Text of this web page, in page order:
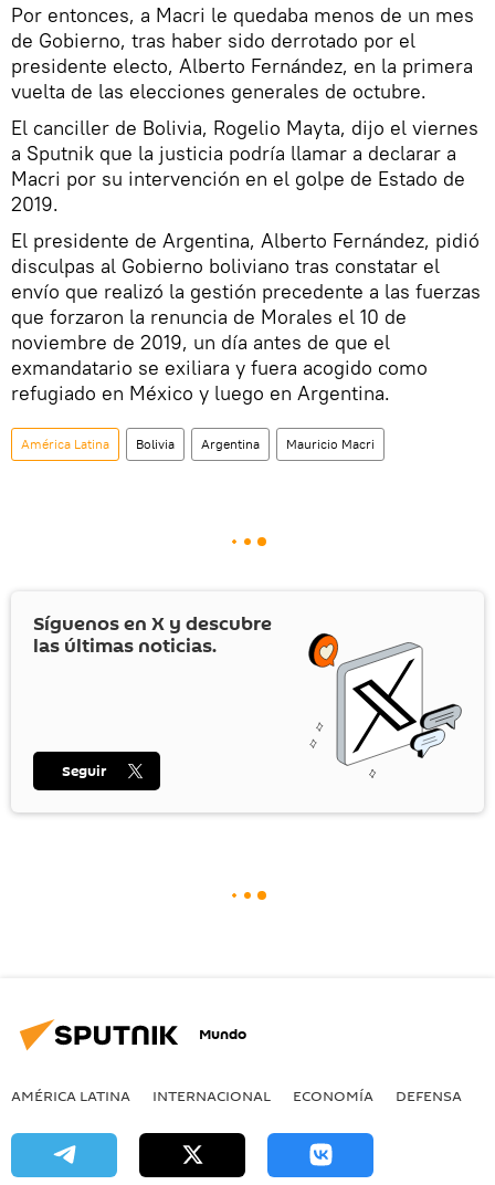
Por entonces, a Macri le quedaba menos de un mes
de Gobierno, tras haber sido derrotado por el
presidente electo, Alberto Fernández, en la primera
vuelta de las elecciones generales de octubre.
El canciller de Bolivia, Rogelio Mayta, dijo el viernes
a Sputnik que la justicia podría llamar a declarar a
Macri por su intervención en el golpe de Estado de
2019.
El presidente de Argentina, Alberto Fernández, pidió
disculpas al Gobierno boliviano tras constatar el
envío que realizó la gestión precedente a las fuerzas
que forzaron la renuncia de Morales el 10 de
noviembre de 2019, un día antes de que el
exmandatario se exiliara y fuera acogido como
refugiado en México y luego en Argentina.
América Latina Bolivia Argentina Mauricio Macri
Síguenos en X y descubre
las últimas noticias.
Seguir
Mundo
AMÉRICA LATINA INTERNACIONAL ECONOMÍA DEFENSA